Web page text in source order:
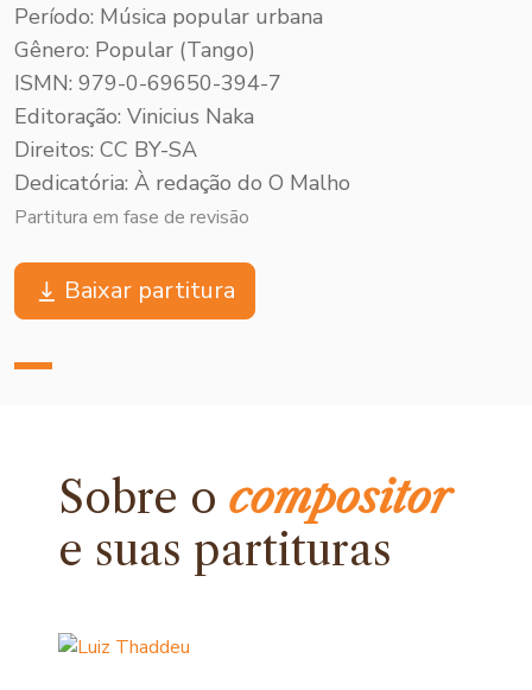
Período: Música popular urbana
Gênero: Popular (Tango)
ISMN: 979-0-69650-394-7
Editoração: Vinicius Naka
Direitos: CC BY-SA
Dedicatória: À redação do O Malho
Partitura em fase de revisão
Baixar partitura
Sobre ocompositor
e suas partituras